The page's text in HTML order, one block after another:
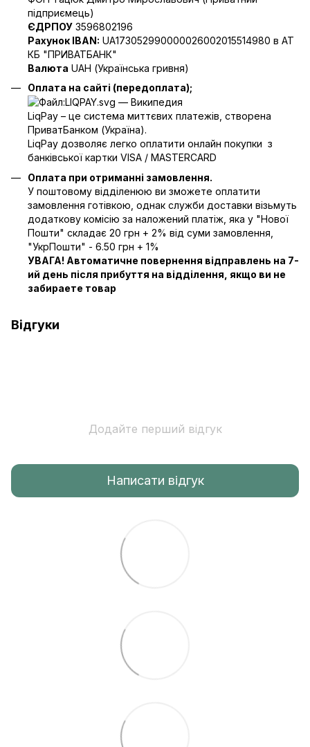
пiдприємець)
ЄДРПОУ 3596802196
Рахунок IBAN: UA173052990000026002015514980 в АТ
КБ "ПРИВАТБАНК"
Валюта UAH (Українська гривня)
Оплата на сайті (передоплата);
LiqPay – це система миттєвих платежів, створена
ПриватБанком (Україна).
LiqPay дозволяє легко оплатити онлайн покупки з
банківської картки VISA / MASTERCARD
Оплата при отриманні замовлення.
У поштовому відділенюю ви зможете оплатити
замовлення готівкою, однак служби доставки візьмуть
додаткову комісію за наложений платіж, яка у "Нової
Пошти" складає 20 грн + 2% від суми замовлення,
"УкрПошти" - 6.50 грн + 1%
УВАГА! Автоматичне повернення відправлень на 7-
ий день після прибуття на відділення, якщо ви не
забираете товар
Відгуки
Додайте перший відгук
Написати відгук